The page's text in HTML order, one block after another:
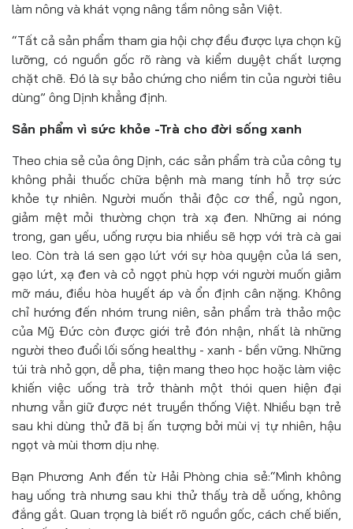
làm nông và khát vọng nâng tầm nông sản Việt.
“Tất cả sản phẩm tham gia hội chợ đều được lựa chọn kỹ
lưỡng, có nguồn gốc rõ ràng và kiểm duyệt chất lượng
chặt chẽ. Đó là sự bảo chứng cho niềm tin của người tiêu
dùng” ông Dịnh khẳng định.
Sản phẩm vì sức khỏe -Trà cho đời sống xanh
Theo chia sẻ của ông Dịnh, các sản phẩm trà của công ty
không phải thuốc chữa bệnh mà mang tính hỗ trợ sức
khỏe tự nhiên. Người muốn thải độc cơ thể, ngủ ngon,
giảm mệt mỏi thường chọn trà xạ đen. Những ai nóng
trong, gan yếu, uống rượu bia nhiều sẽ hợp với trà cà gai
leo. Còn trà lá sen gạo lứt với sự hòa quyện của lá sen,
gạo lứt, xạ đen và cỏ ngọt phù hợp với người muốn giảm
mỡ máu, điều hòa huyết áp và ổn định cân nặng. Không
chỉ hướng đến nhóm trung niên, sản phẩm trà thảo mộc
của Mỹ Đức còn được giới trẻ đón nhận, nhất là những
người theo đuổi lối sống healthy - xanh - bền vững. Những
túi trà nhỏ gọn, dễ pha, tiện mang theo học hoặc làm việc
khiến việc uống trà trở thành một thói quen hiện đại
nhưng vẫn giữ được nét truyền thống Việt. Nhiều bạn trẻ
sau khi dùng thử đã bị ấn tượng bởi mùi vị tự nhiên, hậu
ngọt và mùi thơm dịu nhẹ.
Bạn Phương Anh đến từ Hải Phòng chia sẻ:“Mình không
hay uống trà nhưng sau khi thử thấy trà dễ uống, không
đắng gắt. Quan trọng là biết rõ nguồn gốc, cách chế biến,